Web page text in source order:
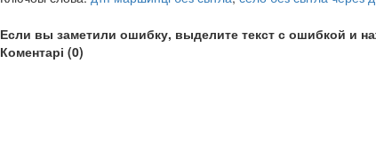
Если вы заметили ошибку, выделите текст с ошибкой и
Коментарі (0)